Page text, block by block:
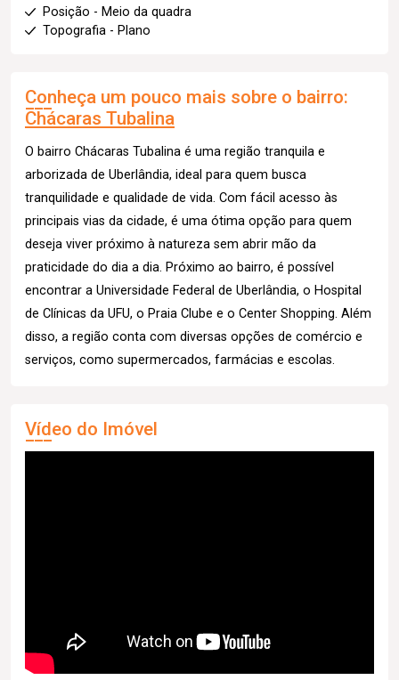
Posição - Meio da quadra
Topografia - Plano
Conheça um pouco mais sobre o bairro:
Chácaras Tubalina
O bairro Chácaras Tubalina é uma região tranquila e
arborizada de Uberlândia, ideal para quem busca
tranquilidade e qualidade de vida. Com fácil acesso às
principais vias da cidade, é uma ótima opção para quem
deseja viver próximo à natureza sem abrir mão da
praticidade do dia a dia. Próximo ao bairro, é possível
encontrar a Universidade Federal de Uberlândia, o Hospital
de Clínicas da UFU, o Praia Clube e o Center Shopping. Além
disso, a região conta com diversas opções de comércio e
serviços, como supermercados, farmácias e escolas.
Vídeo do Imóvel